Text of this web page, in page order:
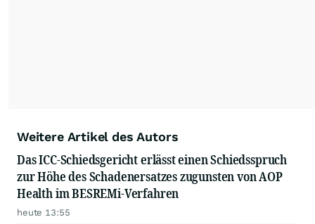
Weitere Artikel des Autors
Das ICC-Schiedsgericht erlässt einen Schiedsspruch
zur Höhe des Schadenersatzes zugunsten von AOP
Health im BESREMi-Verfahren
heute 13:55